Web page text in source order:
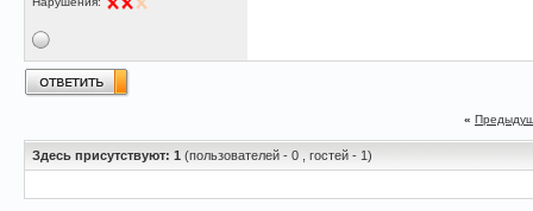
«
Здесь присутствуют: 1 (пользователей - 0 , гостей - 1)